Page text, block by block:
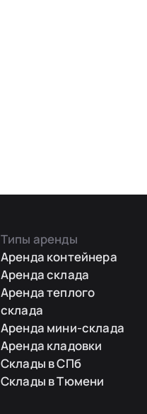
Типы аренды
Аренда контейнера
Аренда склада
Аренда теплого
склада
Аренда мини-склада
Аренда кладовки
Склады в СПб
Склады в Тюмени